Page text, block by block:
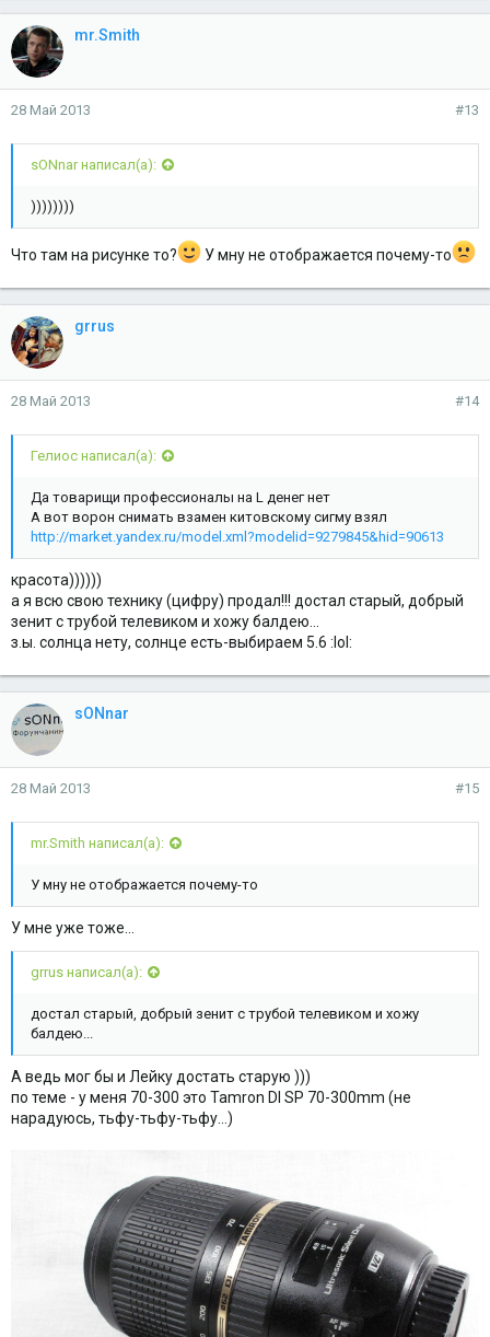
mr.Smith
28 Май 2013 #13
sONnar написал(а):
))))))))
Что там на рисунке то? У мну не отображается почему-то
grrus
28 Май 2013 #14
Гелиос написал(а):
Да товарищи профессионалы на L денег нет
А вот ворон снимать взамен китовскому сигму взял
http://market.yandex.ru/model.xml?modelid=9279845&hid=90613
красота))))))
а я всю свою технику (цифру) продал!!! достал старый, добрый
зенит с трубой телевиком и хожу балдею...
з.ы. солнца нету, солнце есть-выбираем 5.6 :lol:
sONnar
28 Май 2013 #15
mr.Smith написал(а):
У мну не отображается почему-то
У мне уже тоже...
grrus написал(а):
достал старый, добрый зенит с трубой телевиком и хожу
балдею...
А ведь мог бы и Лейку достать старую )))
по теме - у меня 70-300 это Tamron DI SP 70-300mm (не
нарадуюсь, тьфу-тьфу-тьфу...)